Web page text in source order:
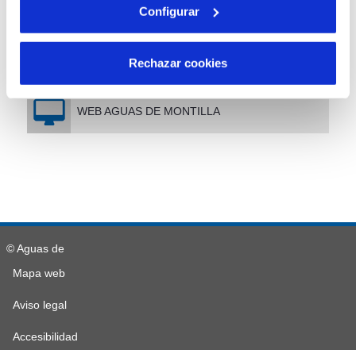
Configurar
Rechazar cookies
NORMATIVA APLICABLE
WEB AGUAS DE MONTILLA
© Aguas de
Mapa web
Aviso legal
Accesibilidad